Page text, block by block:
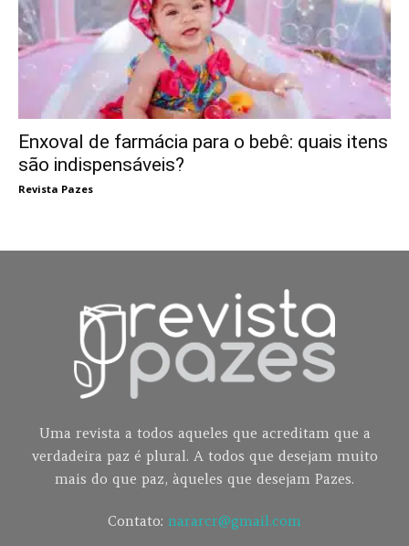
Enxoval de farmácia para o bebê: quais itens
são indispensáveis?
Revista Pazes
Uma revista a todos aqueles que acreditam que a
verdadeira paz é plural. A todos que desejam muito
mais do que paz, àqueles que desejam Pazes.
Contato: nararcr@gmail.com